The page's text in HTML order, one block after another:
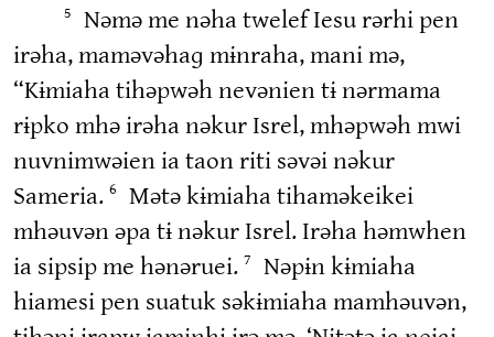
5
Nəmə me nəha twelef Iesu rərhi pen
irəha, maməvəhaɡ mɨnraha, mani mə,
“Kɨmiaha tihəpwəh nevənien tɨ nərmama
rɨpko mhə irəha nəkur Isrel, mhəpwəh mwi
nuvnimwəien ia taon riti səvəi nəkur
Sameria. 6
Mətə kɨmiaha tihaməkeikei
mhəuvən əpa tɨ nəkur Isrel. Irəha həmwhen
ia sipsip me hənəruei. 7
Nəpɨn kɨmiaha
hiamesi pen suatuk səkɨmiaha mamhəuvən,